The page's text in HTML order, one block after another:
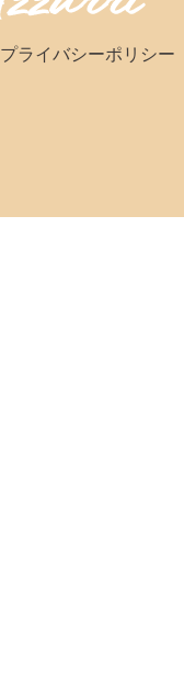
プライバシーポリシー